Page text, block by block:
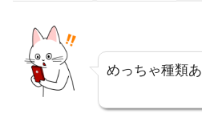
めっちゃ種類あ